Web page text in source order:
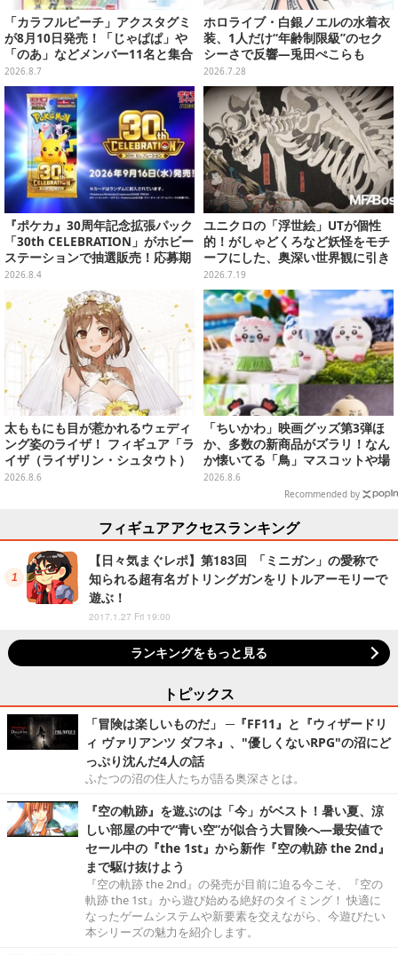
「カラフルピーチ」アクスタグミ
が8月10日発売！「じゃぱぱ」や
「のあ」などメンバー11名と集合
デザイン全15種、ボールチェーン
付きでアクセサリーにも
2026.8.7
ホロライブ・白銀ノエルの水着衣
装、1人だけ“年齢制限級”のセク
シーさで反響―兎田ぺこらも
「こ、こんなことが許されていい
のか？」と興奮隠せず
2026.7.28
『ポケカ』30周年記念拡張パック
「30th CELEBRATION」がホビー
ステーションで抽選販売！応募期
間は8月6日23時59分まで
2026.8.4
ユニクロの「浮世絵」UTが個性
的！がしゃどくろなど妖怪をモチ
ーフにした、奥深い世界観に引き
込まれる
2026.7.19
太ももにも目が惹かれるウェディ
ング姿のライザ！ フィギュア「ラ
イザ（ライザリン・シュタウト）
ウェディングStyle」が8月7日よ
2026.8.6
「ちいかわ」映画グッズ第3弾ほ
か、多数の新商品がズラリ！なん
か懐いてる「鳥」マスコットや場
面写アイテムなど必見のラインナ
2026.8.6
Recommended by
フィギュアアクセスランキング
【日々気まぐレポ】第183回 「ミニガン」の愛称で
知られる超有名ガトリングガンをリトルアーモリーで
遊ぶ！
2017.1.27 Fri 19:00
ランキングをもっと見る
トピックス
「冒険は楽しいものだ」 ─『FF11』と『ウィザードリ
ィ ヴァリアンツ ダフネ』、"優しくないRPG"の沼にど
っぷり沈んだ4人の話
ふたつの沼の住人たちが語る奥深さとは。
『空の軌跡』を遊ぶのは「今」がベスト！暑い夏、涼
しい部屋の中で“青い空”が似合う大冒険へ―最安値で
セール中の『the 1st』から新作『空の軌跡 the 2nd』
まで駆け抜けよう
『空の軌跡 the 2nd』の発売が目前に迫る今こそ、『空の
軌跡 the 1st』から遊び始める絶好のタイミング！ 快適に
なったゲームシステムや新要素を交えながら、今遊びたい
本シリーズの魅力を紹介します。